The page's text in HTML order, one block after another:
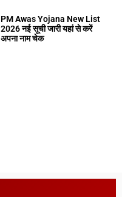
PM Awas Yojana New List
2026 नई सूची जारी यहां से करें
अपना नाम चेक